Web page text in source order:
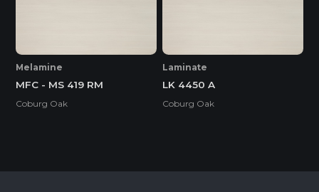
Melamine
MFC - MS 419 RM
Coburg Oak
Laminate
LK 4450 A
Coburg Oak